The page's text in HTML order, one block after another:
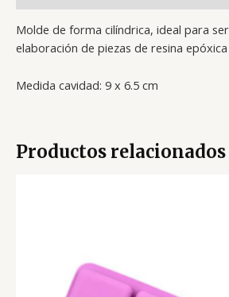
Molde de forma cilíndrica, ideal para
elaboración de piezas de resina
Medida cavidad: 9 x 6.5 cm
Productos relacionados